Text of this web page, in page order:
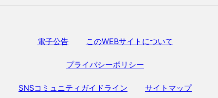
電子公告 このWEBサイトについて
プライバシーポリシー
SNSコミュニティガイドライン サイトマップ